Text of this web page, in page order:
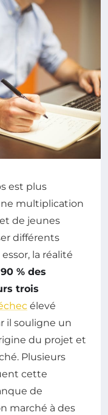
est plus
multiplication
de jeunes
différents
la réalité
90 % des
trois
élevé
il souligne un
du projet et
Plusieurs
cette
de
marché à des